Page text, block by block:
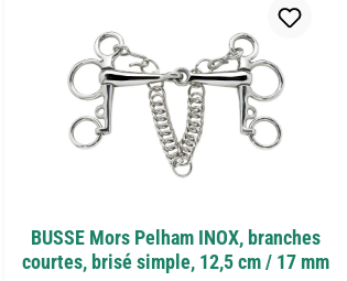
BUSSE Mors Pelham INOX, branches
courtes, brisé simple, 12,5 cm / 17 mm